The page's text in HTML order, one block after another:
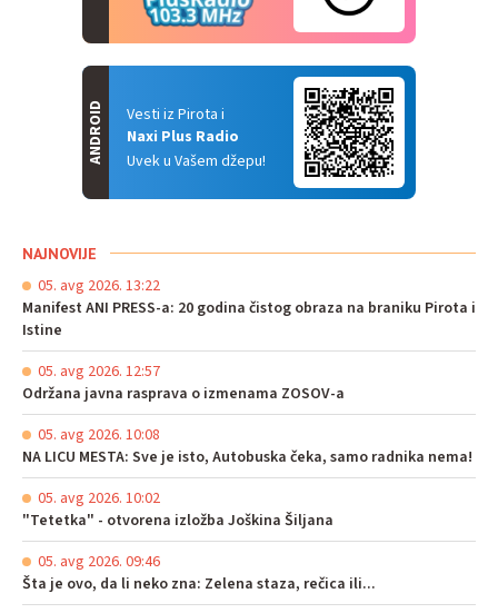
Vesti iz Pirota i
Naxi Plus Radio
Uvek u Vašem džepu!
ANDROID
NAJNOVIJE
05. avg 2026. 13:22
Manifest ANI PRESS-a: 20 godina čistog obraza na braniku Pirota i
Istine
05. avg 2026. 12:57
Održana javna rasprava o izmenama ZOSOV-a
05. avg 2026. 10:08
NA LICU MESTA: Sve je isto, Autobuska čeka, samo radnika nema!
05. avg 2026. 10:02
"Tetetka" - otvorena izložba Joškina Šiljana
05. avg 2026. 09:46
Šta je ovo, da li neko zna: Zelena staza, rečica ili...